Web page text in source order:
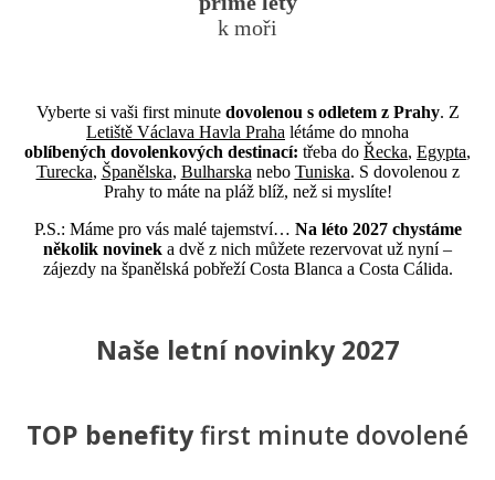
k moři
Vyberte si vaši first minute dovolenou s odletem z Prahy. Z
Letiště Václava Havla Praha létáme do mnoha
oblíbených dovolenkových destinací: třeba do Řecka, Egypta,
Turecka, Španělska, Bulharska nebo Tuniska. S dovolenou z
Prahy to máte na pláž blíž, než si myslíte!
P.S.: Máme pro vás malé tajemství… Na léto 2027 chystáme
několik novinek a dvě z nich můžete rezervovat už nyní –
zájezdy na španělská pobřeží Costa Blanca a Costa Cálida.
Naše letní novinky 2027
TOP benefityfirst minute dovolené